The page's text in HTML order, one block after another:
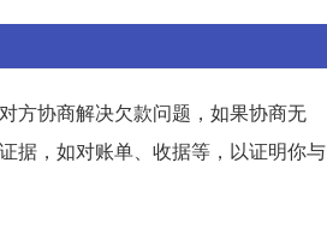
方协商解决欠款问题，如果协商无
据，如对账单、收据等，以证明你与